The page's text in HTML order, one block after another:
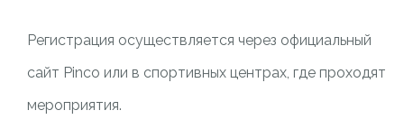
Регистрация осуществляется через официальный
сайт Pinco или в спортивных центрах, где проходят
мероприятия.